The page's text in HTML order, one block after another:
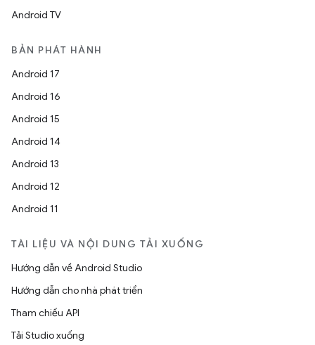
Android TV
BẢN PHÁT HÀNH
Android 17
Android 16
Android 15
Android 14
Android 13
Android 12
Android 11
TÀI LIỆU VÀ NỘI DUNG TẢI XUỐNG
Hướng dẫn về Android Studio
Hướng dẫn cho nhà phát triển
Tham chiếu API
Tải Studio xuống